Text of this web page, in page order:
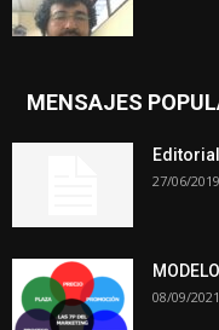
MENSAJES
27/06/2019
08/09/2021